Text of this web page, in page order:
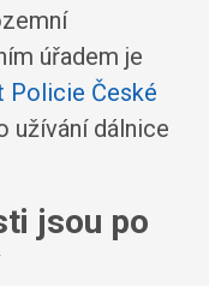
úřadem je
Policie České
užívání dálnice
jsou po